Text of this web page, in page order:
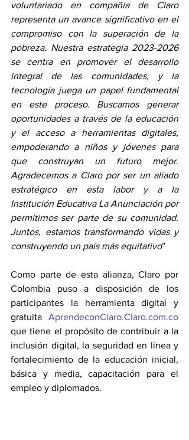
voluntariado en compañía de Claro
representa un avance significativo en el
compromiso con la superación de la
pobreza. Nuestra estrategia 2023-2026
se centra en promover el desarrollo
integral de las comunidades, y la
tecnología juega un papel fundamental
en este proceso. Buscamos generar
oportunidades a través de la educación
y el acceso a herramientas digitales,
empoderando a niños y jóvenes para
que construyan un futuro mejor.
Agradecemos a Claro por ser un aliado
estratégico en esta labor y a la
Institución Educativa La Anunciación por
permitirnos ser parte de su comunidad.
Juntos, estamos transformando vidas y
construyendo un país más equitativo”
Como parte de esta alianza, Claro por
Colombia puso a disposición de los
participantes la herramienta digital y
gratuita AprendeconClaro.Claro.com.co
que tiene el propósito de contribuir a la
inclusión digital, la seguridad en línea y
fortalecimiento de la educación inicial,
básica y media, capacitación para el
empleo y diplomados.